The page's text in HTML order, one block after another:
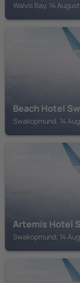
Walvis Bay, 14
Beach Hotel
Swakopmund, 14
Artemis Hotel
Swakopmund, 14